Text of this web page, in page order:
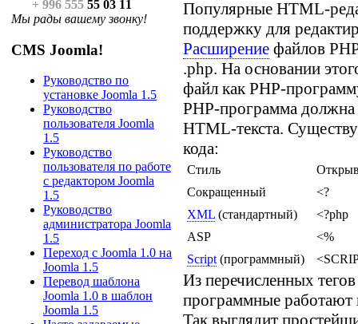
+ 996 555 55 03 11
Мы рады вашему звонку!
CMS Joomla!
Руководство по
установке Joomla 1.5
Руководство
пользователя Joomla
1.5
Руководство
пользователя по работе
с редактором Joomla
1.5
Руководство
администратора Joomla
1.5
Переход с Joomla 1.0 на
Joomla 1.5
Перевод шаблона
Joomla 1.0 в шаблон
Joomla 1.5
Популярные HTML-
поддержку для
Расширение файлов
.php. На основании
файл как PHP-
PHP-программа
HTML-текста.
кода:
Стиль
Сокращенный
<?
XML (стандартный)
<?php
ASP
<%
Script (программный)
Из перечисленных
программные
Так выглядит